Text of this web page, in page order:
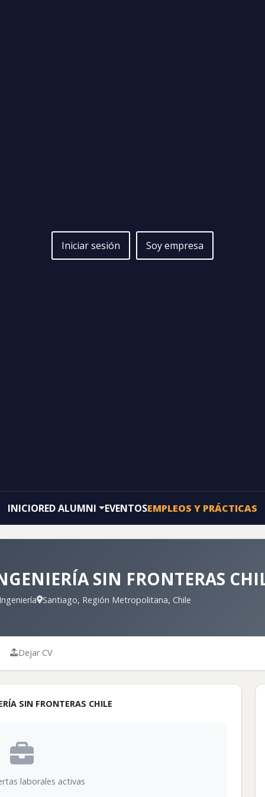
Iniciar sesión Soy empresa
INICIORED ALUMNI EVENTOSEMPLEOS Y PRÁCTICAS
SIN FRONTERAS
Santiago, Región Metropolitana, Chile
Dejar CV
SIN FRONTERAS CHILE
laborales activas